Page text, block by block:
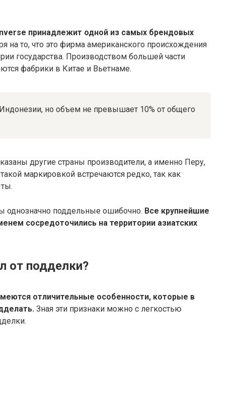
принадлежит одной из самых брендовых
на то, что это фирма американского происхождения
государства. Производством большей части
фабрики в Китае и Вьетнаме.
но объем не превышает 10% от общего
другие страны производители, а именно Перу,
маркировкой встречаются редко, так как
однозначно поддельные ошибочно. Все крупнейшие
сосредоточились на территории азиатских
от подделки?
отличительные особенности, которые в
Зная эти признаки можно с легкостью